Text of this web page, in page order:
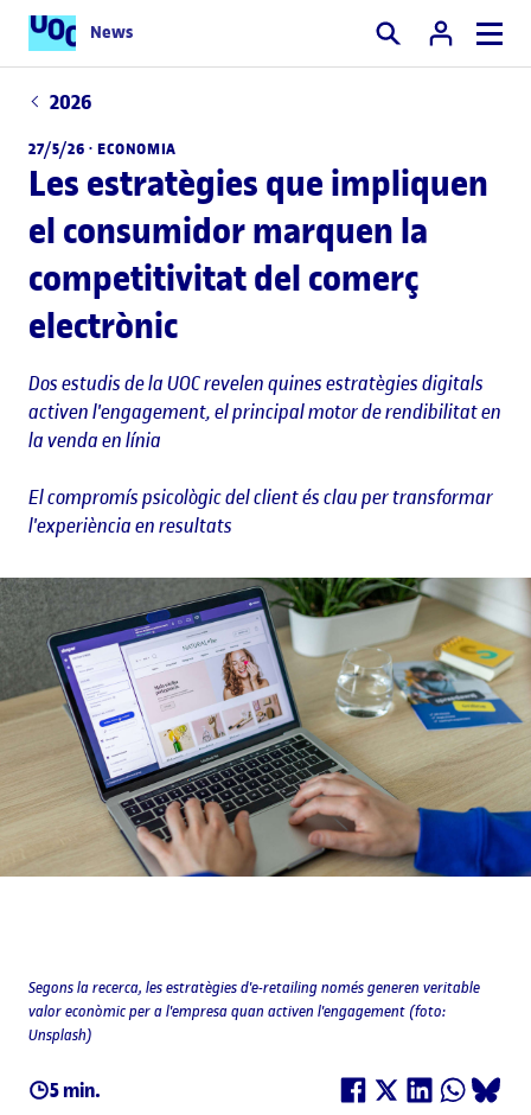
News Cercar
2026
27/5/26 · ECONOMIA
Les estratègies que impliquen
el consumidor marquen la
competitivitat del comerç
electrònic
Dos estudis de la UOC revelen quines estratègies digitals
activen l'engagement, el principal motor de rendibilitat en
la venda en línia
El compromís psicològic del client és clau per transformar
l'experiència en resultats
5 min.
Segons la recerca, les estratègies d'e-retailing només generen veritable
valor econòmic per a l'empresa quan activen l'engagement (foto:
Unsplash)